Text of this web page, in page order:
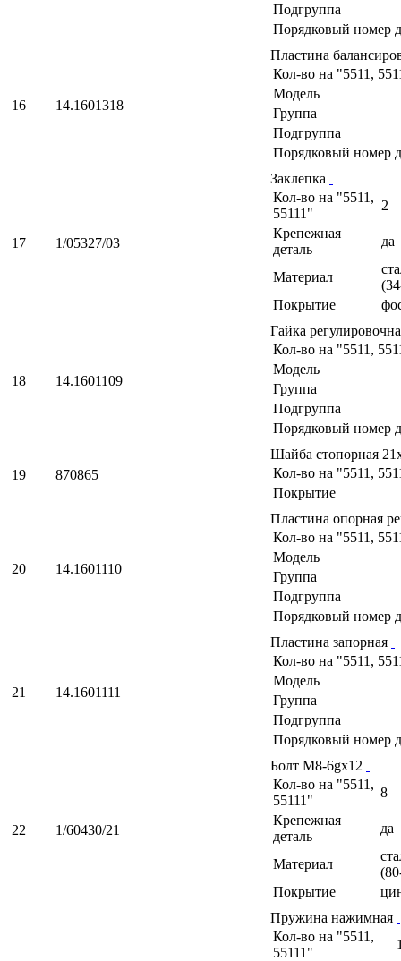
Подгруппа
Порядковый номер
16 14.1601318
Пластина
Кол-во на "5511,
Модель
Группа
Подгруппа
Порядковый номер
17 1/05327/03
Заклепка
Кол-во на "5511,
55111"
2
Крепежная
деталь
да
Материал
Покрытие
18 14.1601109
Гайка
Кол-во на "5511,
Модель
Группа
Подгруппа
Порядковый номер
19 870865
Шайба стопорная
Кол-во на "5511,
Покрытие
20 14.1601110
Пластина опорная
Кол-во на "5511,
Модель
Группа
Подгруппа
Порядковый номер
21 14.1601111
Пластина запорная
Кол-во на "5511,
Модель
Группа
Подгруппа
Порядковый номер
22 1/60430/21
Болт М8-6gх12
Кол-во на "5511,
55111"
8
Крепежная
деталь
да
Материал
Покрытие
Пружина нажимная
Кол-во на "5511,
55111"